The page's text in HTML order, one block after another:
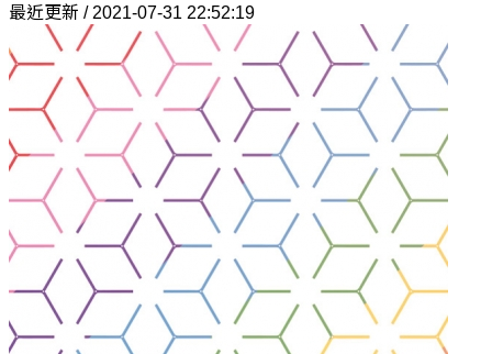
最近更新 / 2021-07-31 22:52:19